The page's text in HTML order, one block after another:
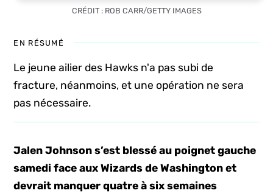
CRÉDIT : ROB CARR/GETTY IMAGES
EN RÉSUMÉ
Le jeune ailier des Hawks n'a pas subi de
fracture, néanmoins, et une opération ne sera
pas nécessaire.
Jalen Johnson s’est blessé au poignet gauche
samedi face aux Wizards de Washington et
devrait manquer quatre à six semaines